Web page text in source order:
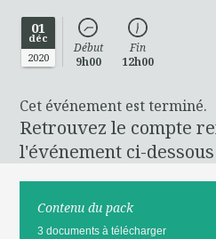
01
déc
2020
Début
9h00
Fin
12h00
Cet événement est terminé.
Retrouvez le compte
l'événement ci-
Contenu du pack
3 documents à télécharger